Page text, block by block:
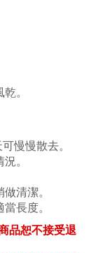
。
慢慢散去。
。
清潔。
長度。
品恕不接受退